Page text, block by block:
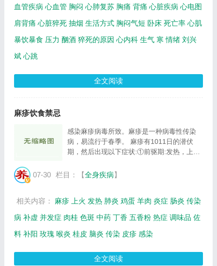
血管疾病 心血管 胸闷 心肺复苏 胸痛 背痛 心脏疾病 心电图
肩背痛 心脏猝死 抽烟 生活方式 胸闷气短 卧床 死亡率 心肌
暴饮暴食 压力 酗酒 猝死的原因 心内科 生气 寒 情绪 刘兴
斌 心跳
全文阅读
麻疹饮食禁忌
感染麻疹病毒所致。麻疹是一种病毒性传染
病，易流行于春季。 麻疹有1011日的潜伏
期，然后出现以下症状:①前驱期:发热，上呼
斑。②出疹期:一般在发热的第4日，自耳后及
07-30 栏目：【全身疾病】
相关内容： 麻疹 上火 发热 肺炎 鸡蛋 羊肉 炎症 肠炎 传染
病 补虚 并发症 肉桂 色斑 中药 丁香 五香粉 热症 调味品 佐
料 补阳 玫瑰 喉炎 桂皮 脑炎 传染 皮疹 感染
全文阅读